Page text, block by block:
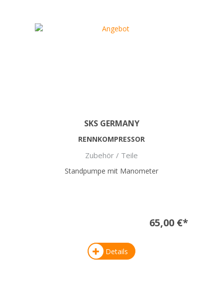
SKS GERMANY
RENNKOMPRESSOR
Zubehör / Teile
Standpumpe mit Manometer
65,00 €*
Details